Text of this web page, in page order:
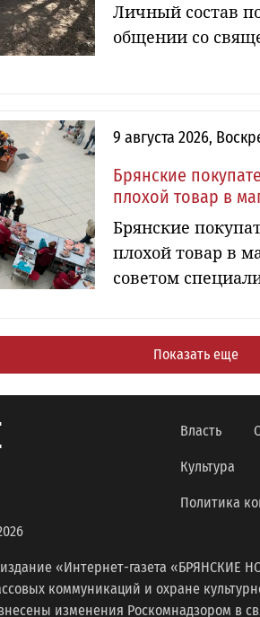
Личный состав
общении со
9 августа 2026,
Брянские
плохой товар в
Брянские
плохой товар в
советом
Показать еще
Власть
Культура
Политика
«Интернет-газета «БРЯНСКИЕ
коммуникаций и охране
изменения Роскомнадзором в